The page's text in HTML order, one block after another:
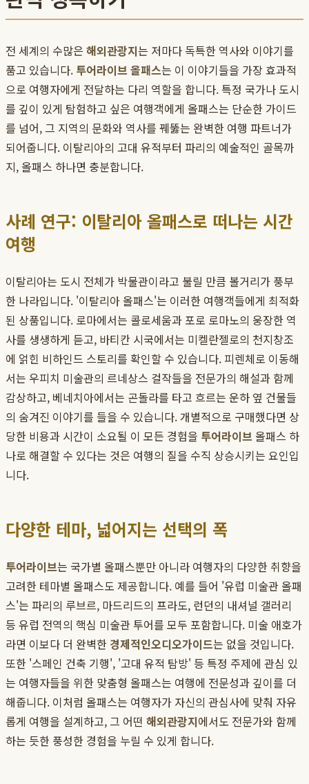
전 세계의 수많은 해외관광지는 저마다 독특한 역사와 이야기를
품고 있습니다. 투어라이브 올패스는 이 이야기들을 가장 효과적
으로 여행자에게 전달하는 다리 역할을 합니다. 특정 국가나 도시
를 깊이 있게 탐험하고 싶은 여행객에게 올패스는 단순한 가이드
를 넘어, 그 지역의 문화와 역사를 꿰뚫는 완벽한 여행 파트너가
되어줍니다. 이탈리아의 고대 유적부터 파리의 예술적인 골목까
지, 올패스 하나면 충분합니다.
사례 연구: 이탈리아 올패스로 떠나는 시간
여행
이탈리아는 도시 전체가 박물관이라고 불릴 만큼 볼거리가 풍부
한 나라입니다. '이탈리아 올패스'는 이러한 여행객들에게 최적화
된 상품입니다. 로마에서는 콜로세움과 포로 로마노의 웅장한 역
사를 생생하게 듣고, 바티칸 시국에서는 미켈란젤로의 천지창조
에 얽힌 비하인드 스토리를 확인할 수 있습니다. 피렌체로 이동해
서는 우피치 미술관의 르네상스 걸작들을 전문가의 해설과 함께
감상하고, 베네치아에서는 곤돌라를 타고 흐르는 운하 옆 건물들
의 숨겨진 이야기를 들을 수 있습니다. 개별적으로 구매했다면 상
당한 비용과 시간이 소요될 이 모든 경험을 투어라이브 올패스 하
나로 해결할 수 있다는 것은 여행의 질을 수직 상승시키는 요인입
니다.
다양한 테마, 넓어지는 선택의 폭
투어라이브는 국가별 올패스뿐만 아니라 여행자의 다양한 취향을
고려한 테마별 올패스도 제공합니다. 예를 들어 '유럽 미술관 올패
스'는 파리의 루브르, 마드리드의 프라도, 런던의 내셔널 갤러리
등 유럽 전역의 핵심 미술관 투어를 모두 포함합니다. 미술 애호가
라면 이보다 더 완벽한 경제적인오디오가이드는 없을 것입니다.
또한 '스페인 건축 기행', '고대 유적 탐방' 등 특정 주제에 관심 있
는 여행자들을 위한 맞춤형 올패스는 여행에 전문성과 깊이를 더
해줍니다. 이처럼 올패스는 여행자가 자신의 관심사에 맞춰 자유
롭게 여행을 설계하고, 그 어떤 해외관광지에서도 전문가와 함께
하는 듯한 풍성한 경험을 누릴 수 있게 합니다.